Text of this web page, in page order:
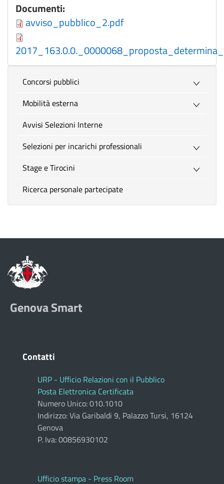
Documenti:
avviso_pubblico_2.pdf
Concorsi pubblici
Mobilità esterna
Avvisi Selezioni Interne
Selezioni per incarichi professionali
Stage e Tirocini
Ricerca personale partecipate
Genova Smart
Contatti
URP - Ufficio Relazioni con il Pubblico
Posta Elettronica Certificata
Numero Unico: 010.1010
Indirizzo: Via Garibaldi 9, Palazzo Tursi, 16124
Genova
P. Iva: 00856930102
Ufficio stampa - Press Room